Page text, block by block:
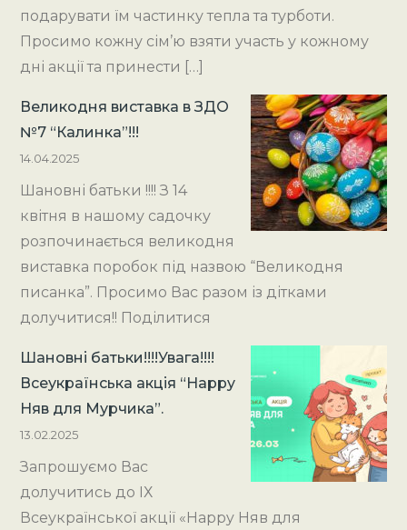
подарувати їм частинку тепла та турботи.
Просимо кожну сім’ю взяти участь у кожному
дні акції та принести […]
Великодня виставка в ЗДО
№7 “Калинка”!!!
14.04.2025
Шановні батьки !!!! З 14
квітня в нашому садочку
розпочинається великодня
виставка поробок під назвою “Великодня
писанка”. Просимо Вас разом із дітками
долучитися!! Поділитися
Шановні батьки!!!!Увага!!!!
Всеукраїнська акція “Happy
Няв для Мурчика”.
13.02.2025
Запрошуємо Вас
долучитись до ІХ
Всеукраїнської акції «Happy Няв для